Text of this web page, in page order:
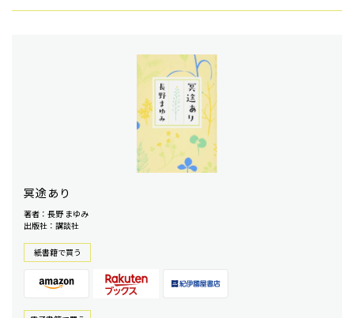
冥途あり
著者：長野 まゆみ
出版社：講談社
紙書籍で買う